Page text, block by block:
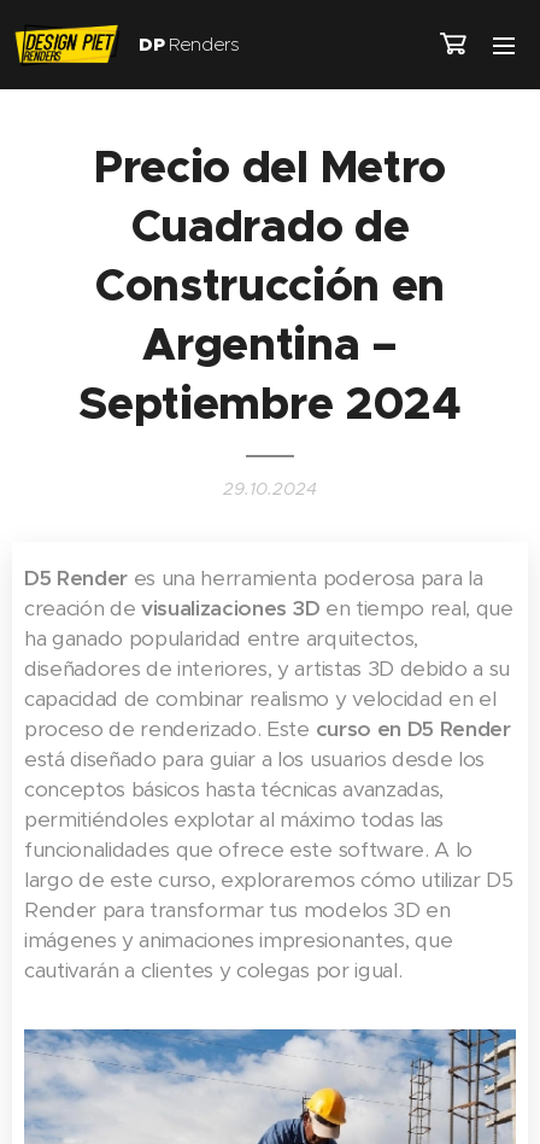
DP Renders
Precio del Metro
Cuadrado de
Construcción en
Argentina –
Septiembre 2024
29.10.2024
D5 Render es una herramienta poderosa para la
creación devisualizaciones 3D en tiempo real, que
ha ganado popularidad entre arquitectos,
diseñadores de interiores, y artistas 3D debido a su
capacidad de combinar realismo y velocidad en el
proceso de renderizado. Este curso en D5 Render
está diseñado para guiar a los usuarios desde los
conceptos básicos hasta técnicas avanzadas,
permitiéndoles explotar al máximo todas las
funcionalidades que ofrece este software. A lo
largo de este curso, exploraremos cómo utilizar D5
Render para transformar tus modelos 3D en
imágenes y animaciones impresionantes, que
cautivarán a clientes y colegas por igual.